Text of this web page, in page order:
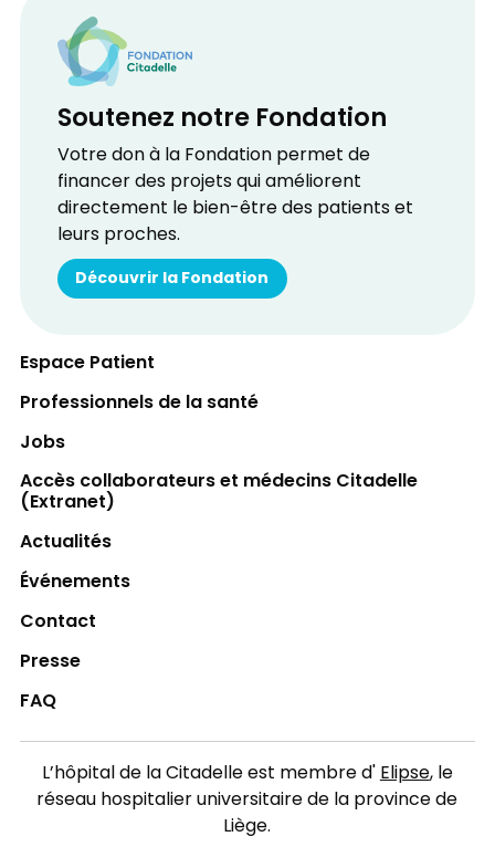
Soutenez notre Fondation
Votre don à la Fondation permet de
financer des projets qui améliorent
directement le bien-être des patients et
leurs proches.
Découvrir la Fondation
Espace Patient
Professionnels de la santé
Jobs
Accès collaborateurs et médecins Citadelle
(Extranet)
Actualités
Événements
Contact
Presse
FAQ
L’hôpital de la Citadelle est membre d'Elipse, le
réseau hospitalier universitaire de la province de
Liège.